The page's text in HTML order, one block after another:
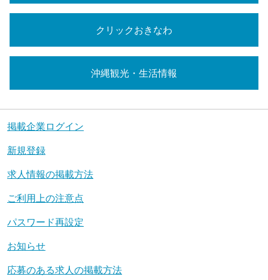
クリックおきなわ
沖縄観光・生活情報
掲載企業ログイン
新規登録
求人情報の掲載方法
ご利用上の注意点
パスワード再設定
お知らせ
応募のある求人の掲載方法